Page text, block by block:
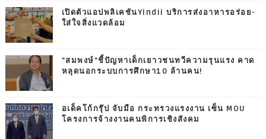
เปิดตัวแอปพลิเคชันYindii บริการส่งอาหารอร่อย-
ใส่ใจสิ่งแวดล้อม
"สมพงษ์"ชี้ปัญหาเด็กเยาวชนทวีความรุนแรง คาด
หลุดนอกระบบการศึกษา10 ล้านคน!
อเด็คโก้กรุ๊ป จับมือ กระทรวงแรงงาน เซ็น MOU
โครงการจ้างงานคนพิการเชิงสังคม